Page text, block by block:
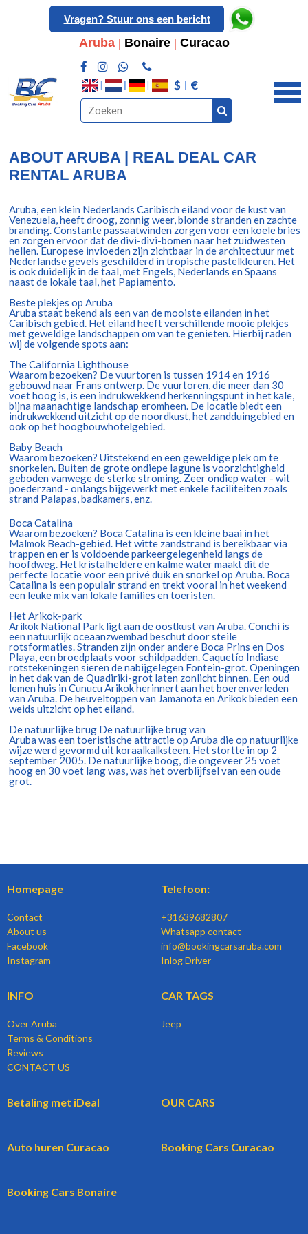
Vragen? Stuur ons een bericht
Aruba| Bonaire| Curacao
$ €
ABOUT ARUBA | REAL DEAL CAR
RENTAL ARUBA
Aruba, een klein Nederlands Caribisch eiland voor de kust van
Venezuela, heeft droog, zonnig weer, blonde stranden en zachte
branding. Constante passaatwinden zorgen voor een koele bries
en zorgen ervoor dat de divi-divi-bomen naar het zuidwesten
hellen. Europese invloeden zijn zichtbaar in de architectuur met
Nederlandse gevels geschilderd in tropische pastelkleuren. Het
is ook duidelijk in de taal, met Engels, Nederlands en Spaans
naast de lokale taal, het Papiamento.
Beste plekjes op Aruba
Aruba staat bekend als een van de mooiste eilanden in het
Caribisch gebied. Het eiland heeft verschillende mooie plekjes
met geweldige landschappen om van te genieten. Hierbij raden
wij de volgende spots aan:
The California Lighthouse
Waarom bezoeken? De vuurtoren is tussen 1914 en 1916
gebouwd naar Frans ontwerp. De vuurtoren, die meer dan 30
voet hoog is, is een indrukwekkend herkenningspunt in het kale,
bijna maanachtige landschap eromheen. De locatie biedt een
indrukwekkend uitzicht op de noordkust, het zandduingebied en
ook op het hoogbouwhotelgebied.
Baby Beach
Waarom bezoeken? Uitstekend en een geweldige plek om te
snorkelen. Buiten de grote ondiepe lagune is voorzichtigheid
geboden vanwege de sterke stroming. Zeer ondiep water - wit
poederzand - onlangs bijgewerkt met enkele faciliteiten zoals
strand Palapas, badkamers, enz.
Boca Catalina
Waarom bezoeken? Boca Catalina is een kleine baai in het
Malmok Beach-gebied. Het witte zandstrand is bereikbaar via
trappen en er is voldoende parkeergelegenheid langs de
hoofdweg. Het kristalheldere en kalme water maakt dit de
perfecte locatie voor een privé duik en snorkel op Aruba. Boca
Catalina is een populair strand en trekt vooral in het weekend
een leuke mix van lokale families en toeristen.
Het Arikok-park
Arikok National Park ligt aan de oostkust van Aruba. Conchi is
een natuurlijk oceaanzwembad beschut door steile
rotsformaties. Stranden zijn onder andere Boca Prins en Dos
Playa, een broedplaats voor schildpadden. Caquetío Indiase
rotstekeningen sieren de nabijgelegen Fontein-grot. Openingen
in het dak van de Quadiriki-grot laten zonlicht binnen. Een oud
lemen huis in Cunucu Arikok herinnert aan het boerenverleden
van Aruba. De heuveltoppen van Jamanota en Arikok bieden een
weids uitzicht op het eiland.
De natuurlijke brug De natuurlijke brug van
Aruba was een toeristische attractie op Aruba die op natuurlijke
wijze werd gevormd uit koraalkalksteen. Het stortte in op 2
september 2005. De natuurlijke boog, die ongeveer 25 voet
hoog en 30 voet lang was, was het overblijfsel van een oude
grot.
Homepage
Contact
About us
Facebook
Instagram
Telefoon:
+31639682807
Whatsapp contact
info@bookingcarsaruba.com
Inlog Driver
INFO
Over Aruba
Terms & Conditions
Reviews
CONTACT US
CAR TAGS
Jeep
Betaling met iDeal OUR CARS
Auto huren Curacao Booking Cars Curacao
Booking Cars Bonaire